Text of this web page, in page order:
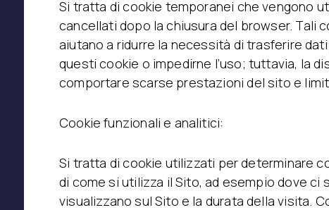
Si tratta di cookie temporanei che vengono
cancellati dopo la chiusura del browser. Tali
aiutano a ridurre la necessità di trasferire
questi cookie o impedirne l’uso; tuttavia, la
comportare scarse prestazioni del sito e
Cookie funzionali e analitici:
Si tratta di cookie utilizzati per determinare
di come si utilizza il Sito, ad esempio dove
visualizzano sul Sito e la durata della visita.